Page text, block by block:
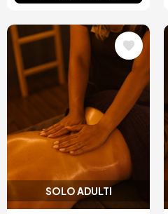
SOLO ADULTI
Immagine